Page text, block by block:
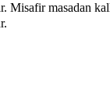
Misafir masadan